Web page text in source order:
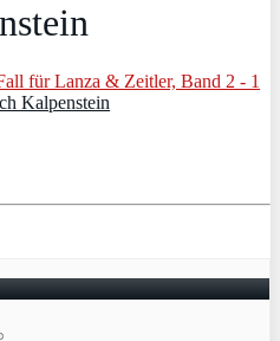
Kalpenstein